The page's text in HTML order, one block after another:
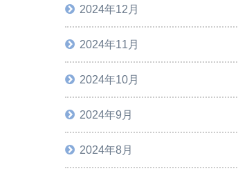
2024年12月
2024年11月
2024年10月
2024年9月
2024年8月